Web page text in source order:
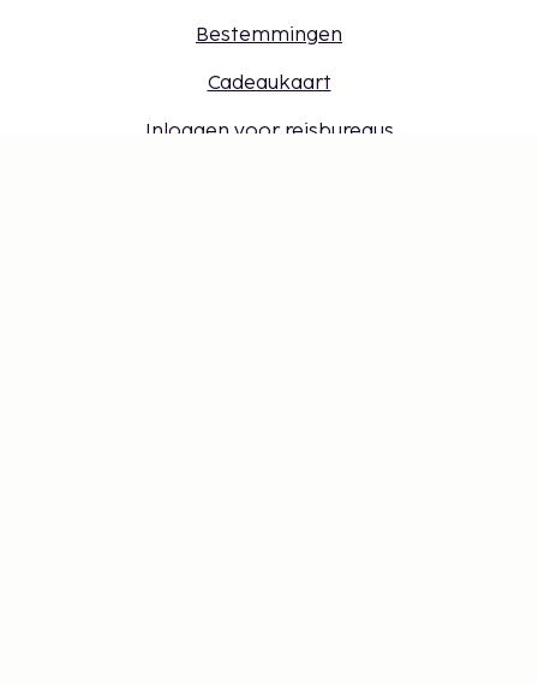
Bestemmingen
Cadeaukaart
Inloggen voor reisbureaus